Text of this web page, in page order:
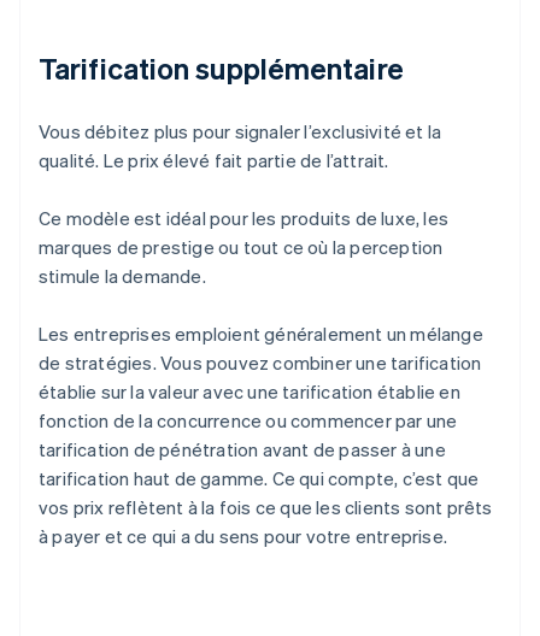
Tarification supplémentaire
Vous débitez plus pour signaler l’exclusivité et la
qualité. Le prix élevé fait partie de l’attrait.
Ce modèle est idéal pour les produits de luxe, les
marques de prestige ou tout ce où la perception
stimule la demande.
Les entreprises emploient généralement un mélange
de stratégies. Vous pouvez combiner une tarification
établie sur la valeur avec une tarification établie en
fonction de la concurrence ou commencer par une
tarification de pénétration avant de passer à une
tarification haut de gamme. Ce qui compte, c’est que
vos prix reflètent à la fois ce que les clients sont prêts
à payer et ce qui a du sens pour votre entreprise.